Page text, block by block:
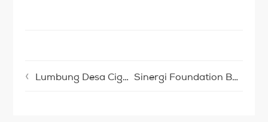
Lumbung Desa Cigalontang Siapkan Bank Penampungan Bibit untuk Warga Sinergi Foundation Berangkatkan Relawan dan Tim Medis ke Lombok